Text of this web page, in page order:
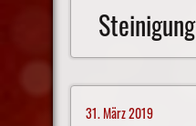
Steinigung
31. März 2019